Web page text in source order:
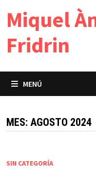
Miquel
Fridrin
MENÚ
MES: AGOSTO 2024
SIN CATEGORÍA